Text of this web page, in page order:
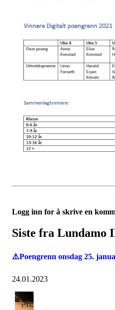
Logg inn for å skrive en
Siste fra Lundamo
⚠️Poengrenn onsdag 25.
24.01.2023